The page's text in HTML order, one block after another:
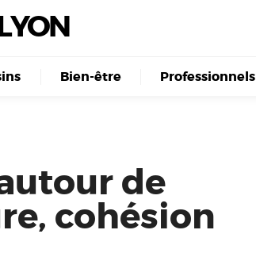
Bien-être Professionnels
de
cohésion